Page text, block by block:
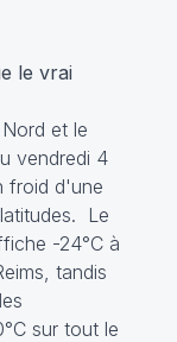
le vrai
et le
vendredi 4
froid d'une
Le
-24°C à
tandis
sur tout le